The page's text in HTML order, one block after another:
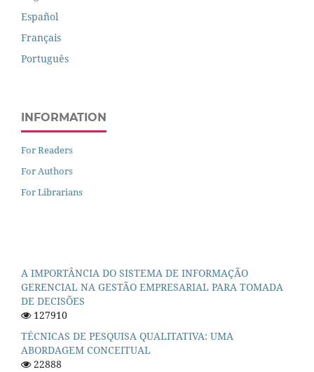
Español
Français
Português
INFORMATION
For Readers
For Authors
For Librarians
A IMPORTÂNCIA DO SISTEMA DE INFORMAÇÃO
GERENCIAL NA GESTÃO EMPRESARIAL PARA TOMADA
DE DECISÕES
127910
TÉCNICAS DE PESQUISA QUALITATIVA: UMA
ABORDAGEM CONCEITUAL
22888